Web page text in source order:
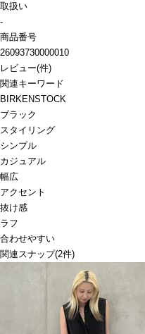
取扱い
-
商品番号
26093730000010
レビュー(件)
関連キーワード
BIRKENSTOCK
ブラック
スタイリング
シンプル
カジュアル
幅広
アクセント
抜け感
ラフ
合わせやすい
関連スナップ(2件)